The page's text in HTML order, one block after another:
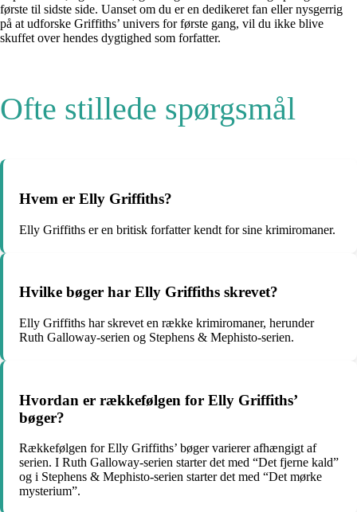
første til sidste side. Uanset om du er en dedikeret fan eller nysgerrig
på at udforske Griffiths’ univers for første gang, vil du ikke blive
skuffet over hendes dygtighed som forfatter.
Ofte stillede spørgsmål
Hvem er Elly Griffiths?
Elly Griffiths er en britisk forfatter kendt for sine krimiromaner.
Hvilke bøger har Elly Griffiths skrevet?
Elly Griffiths har skrevet en række krimiromaner, herunder
Ruth Galloway-serien og Stephens & Mephisto-serien.
Hvordan er rækkefølgen for Elly Griffiths’
bøger?
Rækkefølgen for Elly Griffiths’ bøger varierer afhængigt af
serien. I Ruth Galloway-serien starter det med “Det fjerne kald”
og i Stephens & Mephisto-serien starter det med “Det mørke
mysterium”.